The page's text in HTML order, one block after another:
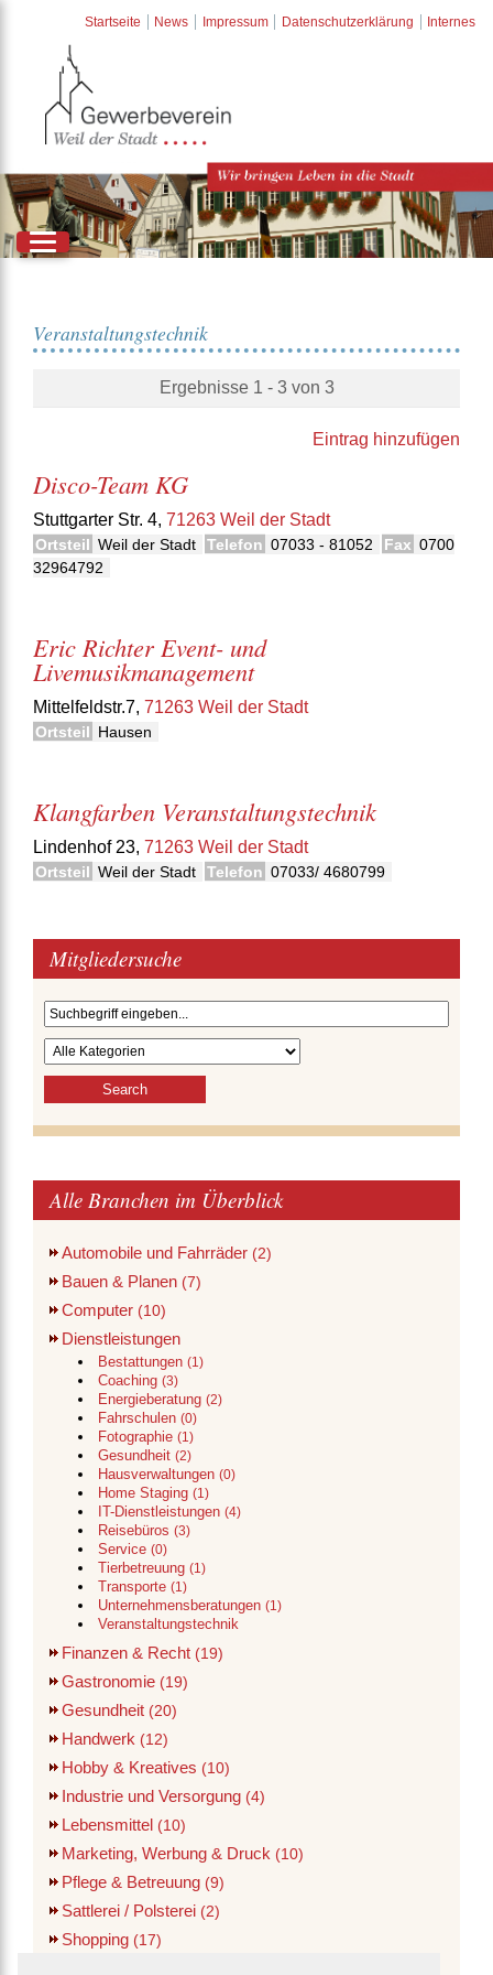
Startseite News Impressum Datenschutzerklärung Internes
Veranstaltungstechnik
Ergebnisse 1 - 3 von 3
Eintrag hinzufügen
Disco-Team KG
Stuttgarter Str. 4, 71263 Weil der Stadt
Ortsteil Weil der Stadt Telefon 07033 - 81052 Fax 0700
32964792
Eric Richter Event- und
Livemusikmanagement
Mittelfeldstr.7, 71263 Weil der Stadt
Ortsteil Hausen
Klangfarben Veranstaltungstechnik
Lindenhof 23, 71263 Weil der Stadt
Ortsteil Weil der Stadt Telefon 07033/ 4680799
Mitgliedersuche
Alle Branchen im Überblick
Automobile und Fahrräder (2)
Bauen & Planen (7)
Computer (10)
Dienstleistungen
Bestattungen(1)
Coaching(3)
Energieberatung(2)
Fahrschulen(0)
Fotographie(1)
Gesundheit(2)
Hausverwaltungen(0)
Home Staging(1)
IT-Dienstleistungen(4)
Reisebüros(3)
Service(0)
Tierbetreuung(1)
Transporte(1)
Unternehmensberatungen(1)
Veranstaltungstechnik
Finanzen & Recht (19)
Gastronomie (19)
Gesundheit (20)
Handwerk (12)
Hobby & Kreatives (10)
Industrie und Versorgung (4)
Lebensmittel (10)
Marketing, Werbung & Druck (10)
Pflege & Betreuung (9)
Sattlerei / Polsterei (2)
Shopping (17)